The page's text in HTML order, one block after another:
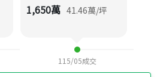
1,650萬 41.46萬/坪
115/05成交